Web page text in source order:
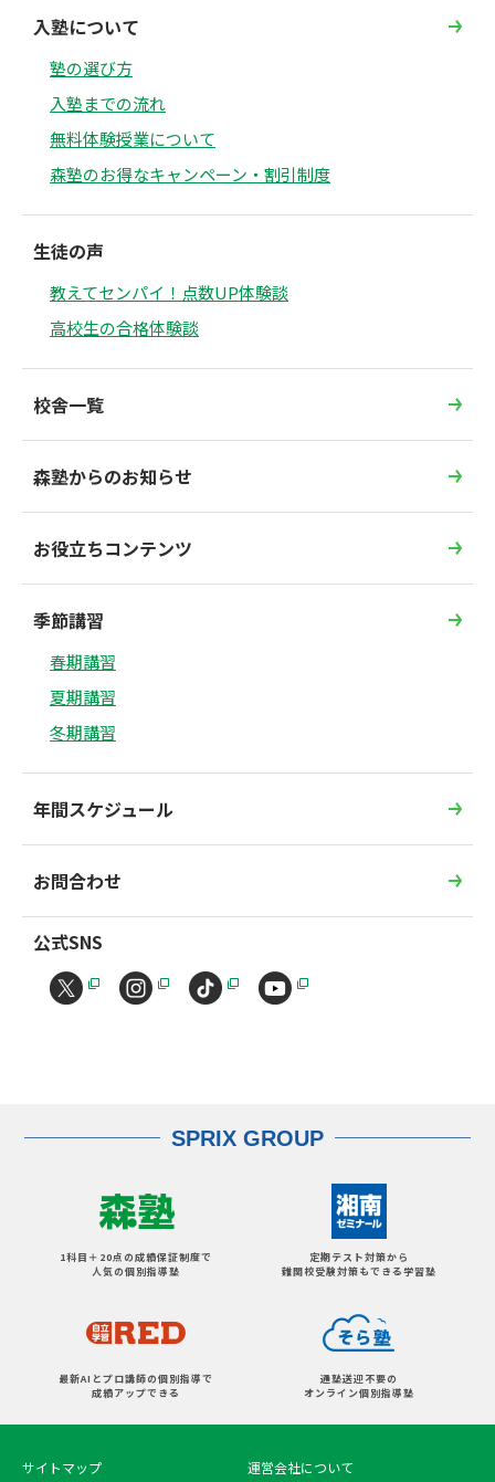
入塾について
塾の選び方
入塾までの流れ
無料体験授業について
森塾のお得なキャンペーン・割引制度
生徒の声
教えてセンパイ！点数UP体験談
高校生の合格体験談
校舎一覧
森塾からのお知らせ
お役立ちコンテンツ
季節講習
春期講習
夏期講習
冬期講習
年間スケジュール
お問合わせ
公式SNS
SPRIX GROUP
1科目＋20点の成績保証制度で
人気の個別指導塾
定期テスト対策から
難関校受験対策もできる学習塾
最新AIとプロ講師の個別指導で
成績アップできる
通塾送迎不要の
オンライン個別指導塾
サイトマップ
運営会社について